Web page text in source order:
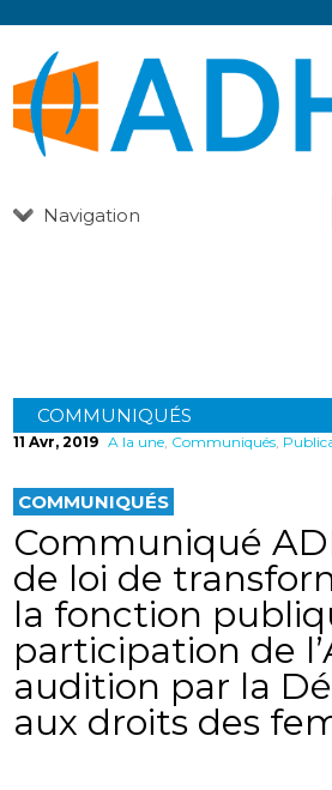
Navigation
COMMUNIQUÉS
11 Avr, 2019 A la une, Communiqués,
COMMUNIQUÉS
Communiqué
de loi de
la fonction
participation de
audition par la
aux droits des